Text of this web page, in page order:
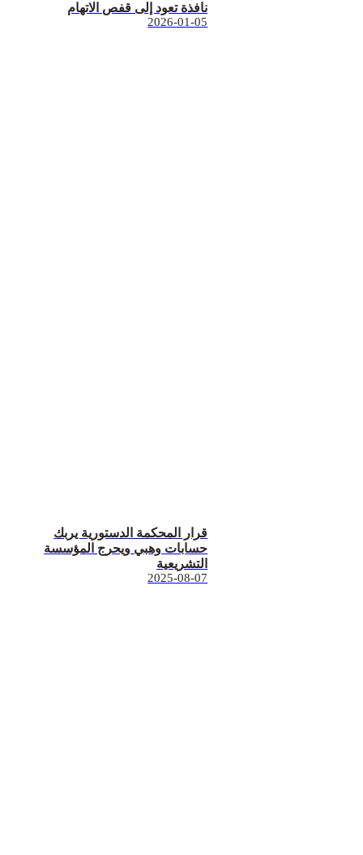
نافذة تعود إلى قفص الاتهام
2026-01-05
قرار المحكمة الدستورية يربك
حسابات وهبي ويحرج المؤسسة
التشريعية
2025-08-07